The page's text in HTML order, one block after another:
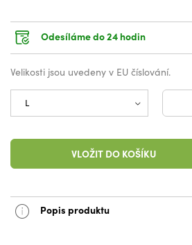
Odesíláme do 24 hodin
Velikosti jsou uvedeny v EU číslování.
VLOŽIT DO KOŠÍKU
Popis produktu